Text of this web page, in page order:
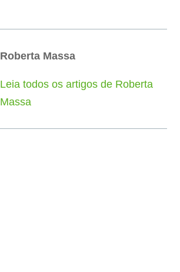
Roberta Massa
Leia todos os artigos de Roberta
Massa